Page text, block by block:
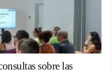
sobre las